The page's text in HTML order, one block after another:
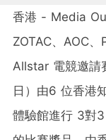
香港 - Media
ZOTAC、AOC
Allstar 電競邀請
日）由6 位香港
體驗館進行 3對